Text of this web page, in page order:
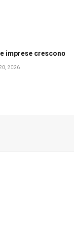
imprese crescono
2026